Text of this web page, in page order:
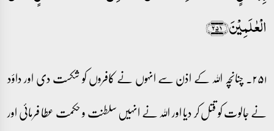
الۡعٰلَمِیۡنَ﴿۲۵۱﴾
۲۵۱۔ چنانچہ اللہ کے اذن سے انہوں نے کافروں کو شکست دی اور داؤد
نے جالوت کو قتل کر دیا اور اللہ نے انہیں سلطنت و حکمت عطا فرمائی اور